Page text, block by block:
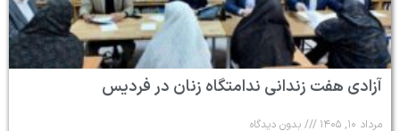
آزادی هفت زندانی ندامتگاه زنان در فردیس
مرداد ۱۰, ۱۴۰۵ بدون دیدگاه